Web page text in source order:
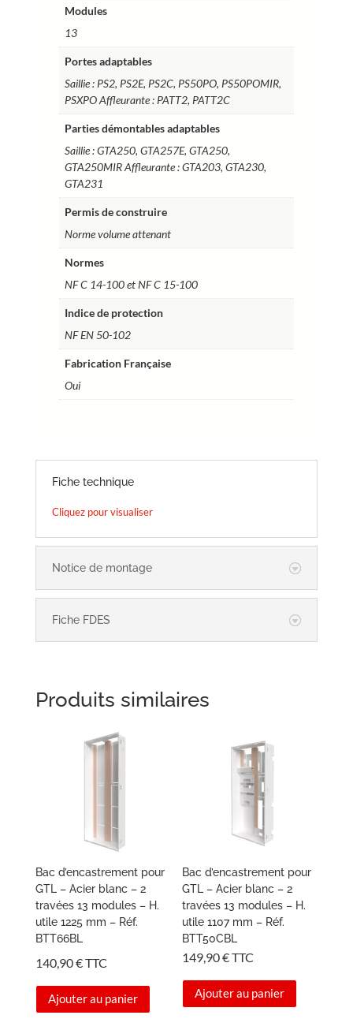
Modules
13
Portes adaptables
Saillie : PS2, PS2E, PS2C, PS50PO, PS50POMIR,
PSXPO Affleurante : PATT2, PATT2C
Parties démontables adaptables
Saillie : GTA250, GTA257E, GTA250,
GTA250MIR Affleurante : GTA203, GTA230,
GTA231
Permis de construire
Norme volume attenant
Normes
NF C 14-100 et NF C 15-100
Indice de protection
NF EN 50-102
Fabrication Française
Oui
Fiche technique
Cliquez pour visualiser
Notice de montage
Fiche FDES
Produits similaires
Bac d’encastrement pour
GTL – Acier blanc – 2
travées 13 modules – H.
utile 1225 mm – Réf.
BTT66BL
140,90€TTC
Ajouter au panier
Bac d’encastrement pour
GTL – Acier blanc – 2
travées 13 modules – H.
utile 1107 mm – Réf.
BTT50CBL
149,90€TTC
Ajouter au panier